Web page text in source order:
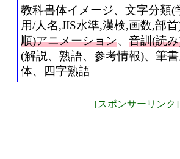
教科書体イメージ、文字分類(
用/人名,JIS水準,漢検,画数,部首)
順)アニメーション、 音訓(読
(解説、熟語、参考情報)、筆
体、四字熟語
[スポンサーリンク]